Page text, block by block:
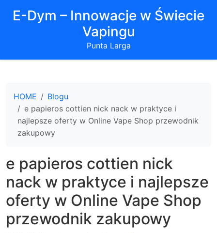
E-Dym – Innowacje w Świecie
Vapingu
Punta Larga
HOME
Blogu
e papieros cottien nick nack w praktyce i
najlepsze oferty w Online Vape Shop przewodnik
zakupowy
e papieros cottien nick
nack w praktyce i najlepsze
oferty w Online Vape Shop
przewodnik zakupowy